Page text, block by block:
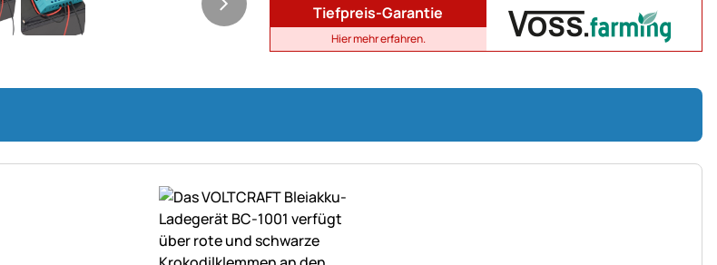
Tiefpreis-Garantie
Hier mehr erfahren.